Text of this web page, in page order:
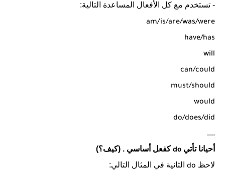
- تستخدم مع كل الأفعال المساعدة التالية:
am/is/are/was/were
have/has
will
can/could
must/should
would
do/does/did
....
أحيانا تأتي doكفعل أساسي . (كيف؟)
لاحظ do الثانية في المثال التالي: